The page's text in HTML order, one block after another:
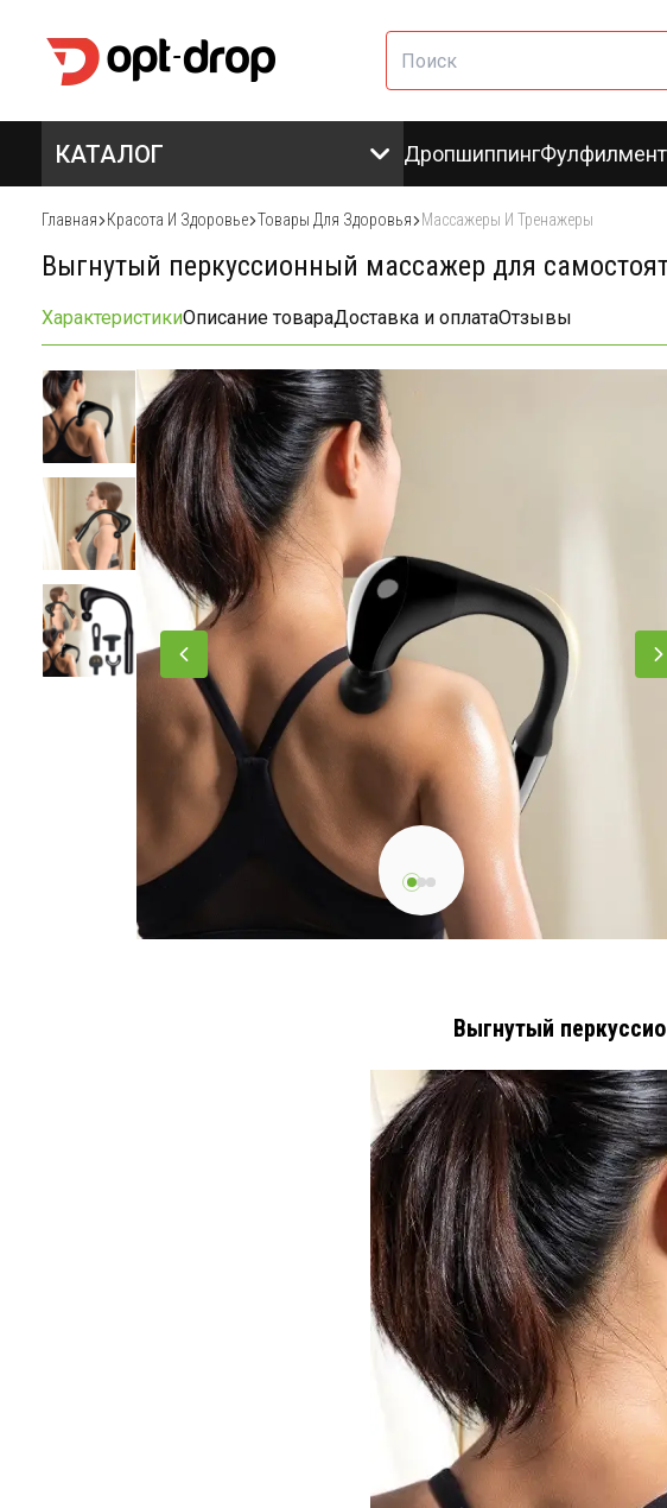
КАТАЛОГ ДропшиппингФулфилмент
Главная Красота И Здоровье Товары Для Здоровья Массажеры И Тренажеры
Выгнутый перкуссионный массажер для
ХарактеристикиОписание товараДоставка и оплатаОтзывы
Выгнутый